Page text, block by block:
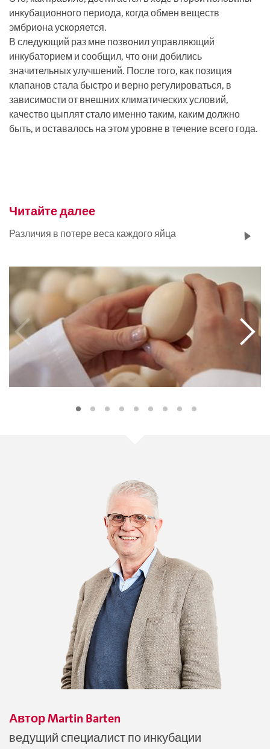
инкубационного периода, когда обмен веществ
эмбриона ускоряется.
В следующий раз мне позвонил управляющий
инкубаторием и сообщил, что они добились
значительных улучшений. После того, как позиция
клапанов стала быстро и верно регулироваться, в
зависимости от внешних климатических условий,
качество цыплят стало именно таким, каким должно
быть, и оставалось на этом уровне в течение всего года.
Читайте далее
Различия в потере веса каждого яйца
АвторMartin Barten
ведущий специалист по инкубации